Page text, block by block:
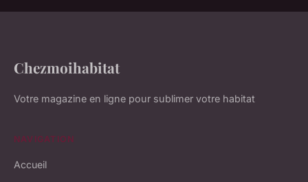
Chezmoihabitat
Votre magazine en ligne pour sublimer votre habitat
NAVIGATION
Accueil